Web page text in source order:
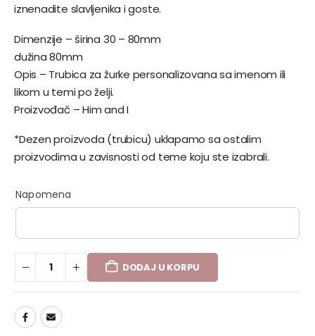
iznenadite slavljenika i goste.
Dimenzije – širina 30 – 80mm
dužina 80mm
Opis – Trubica za žurke personalizovana sa imenom ili
likom u temi po želji.
Proizvođač – Him and I
*Dezen proizvoda (trubicu) uklapamo sa ostalim
proizvodima u zavisnosti od teme koju ste izabrali.
Napomena
DODAJ U KORPU